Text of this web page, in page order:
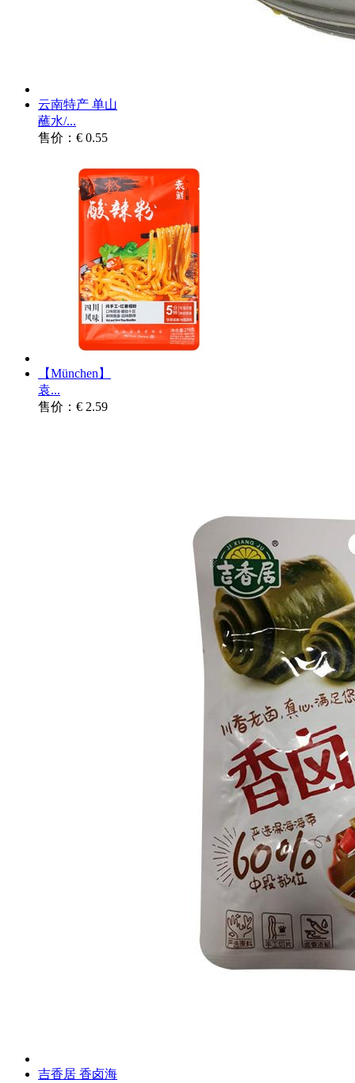
云南特产 单山
蘸水/...
售价：€ 0.55
【München】
袁...
售价：€ 2.59
吉香居 香卤海